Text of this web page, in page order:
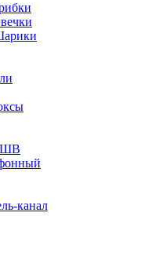
канал